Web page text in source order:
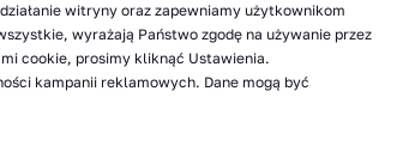
witryny oraz zapewniamy użytkownikom
wyrażają Państwo zgodę na używanie przez
cookie, prosimy kliknąć Ustawienia.
kampanii reklamowych. Dane mogą być